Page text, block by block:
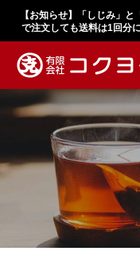
【お知らせ】「しじみ」
で注文しても送料は1回分